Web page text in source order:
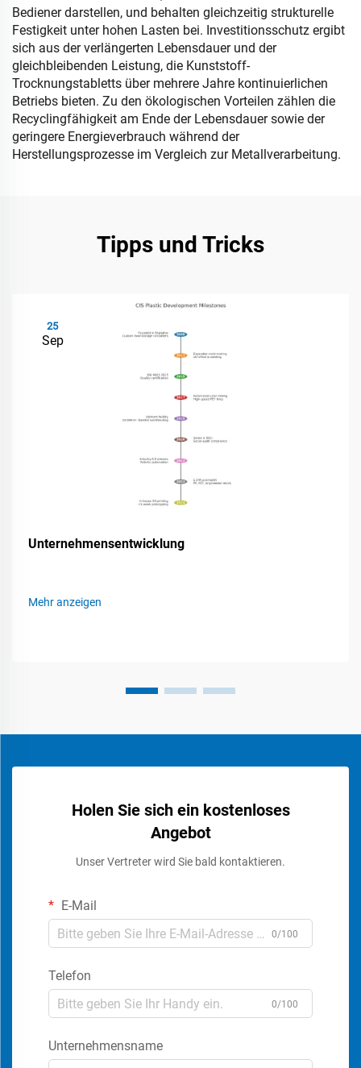
Bediener darstellen, und behalten gleichzeitig strukturelle
Festigkeit unter hohen Lasten bei. Investitionsschutz ergibt
sich aus der verlängerten Lebensdauer und der
gleichbleibenden Leistung, die Kunststoff-
Trocknungstabletts über mehrere Jahre kontinuierlichen
Betriebs bieten. Zu den ökologischen Vorteilen zählen die
Recyclingfähigkeit am Ende der Lebensdauer sowie der
geringere Energieverbrauch während der
Herstellungsprozesse im Vergleich zur Metallverarbeitung.
Tipps und Tricks
25
Sep
Unternehmensentwicklung
Mehr anzeigen
Holen Sie sich ein kostenloses
Angebot
Unser Vertreter wird Sie bald kontaktieren.
E-Mail
0/100
Telefon
0/100
Unternehmensname